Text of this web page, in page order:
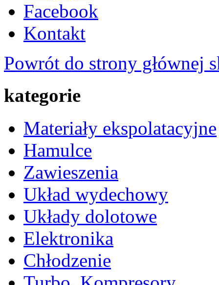
Facebook
Kontakt
Powrót do strony głównej
kategorie
Materiały ekspolatacyjne
Hamulce
Zawieszenia
Układ wydechowy
Układy dolotowe
Elektronika
Chłodzenie